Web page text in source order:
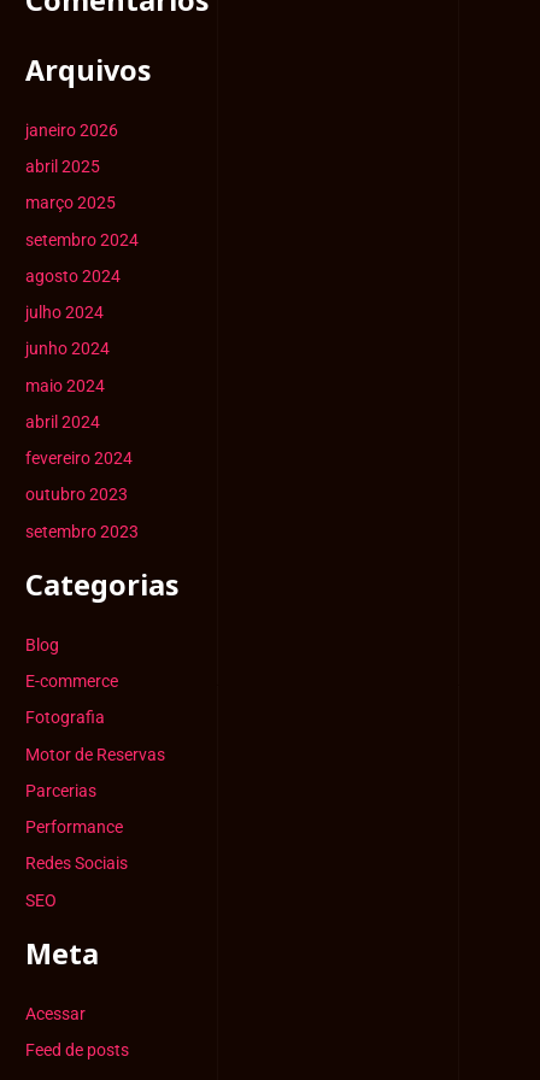
Arquivos
janeiro 2026
abril 2025
março 2025
setembro 2024
agosto 2024
julho 2024
junho 2024
maio 2024
abril 2024
fevereiro 2024
outubro 2023
setembro 2023
Categorias
Blog
E-commerce
Fotografia
Motor de Reservas
Parcerias
Performance
Redes Sociais
SEO
Meta
Acessar
Feed de posts